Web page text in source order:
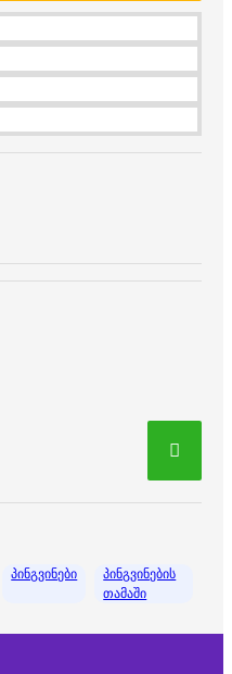
პინგვინები
პინგვინების
თამაში